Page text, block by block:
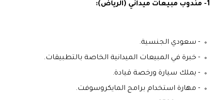
1- مندوب مبيعات ميداني (الرياض):
- سعودي الجنسية.
- خبرة في المبيعات الميدانية الخاصة بالتطبيقات.
- يملك سيارة ورخصة قيادة.
- مهارة استخدام برامج المايكروسوفت.